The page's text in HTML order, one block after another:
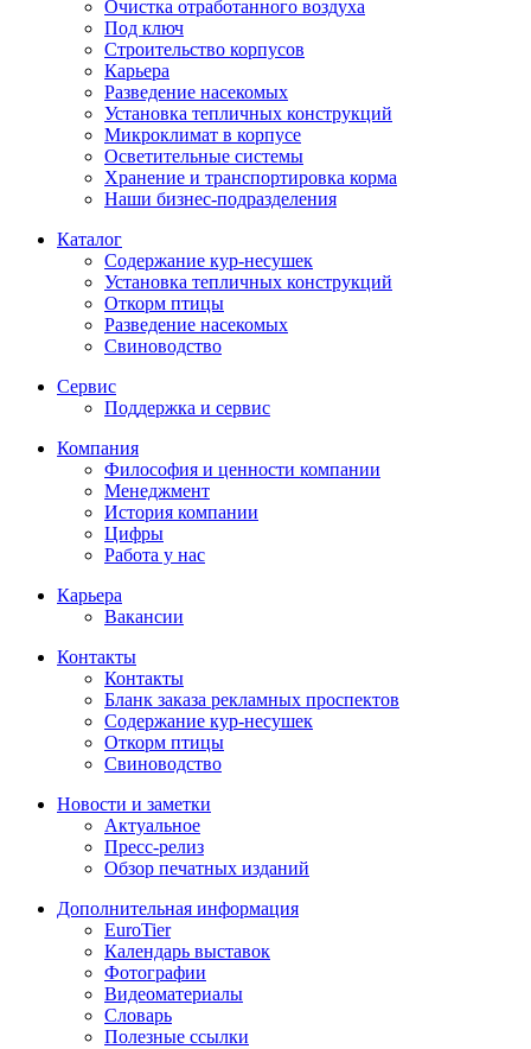
Очистка отработанного воздуха
Под ключ
Строительство корпусов
Карьера
Разведение насекомых
Установка тепличных конструкций
Микроклимат в корпусе
Осветительные системы
Хранение и транспортировка корма
Наши бизнес-подразделения
Каталог
Содержание кур-несушек
Установка тепличных конструкций
Откорм птицы
Разведение насекомых
Свиноводство
Сервис
Поддержка и сервис
Компания
Философия и ценности компании
Менеджмент
История компании
Цифры
Работа у нас
Карьера
Вакансии
Контакты
Контакты
Бланк заказа рекламных проспектов
Содержание кур-несушек
Откорм птицы
Свиноводство
Новости и заметки
Актуальное
Пресс-релиз
Обзор печатных изданий
Дополнительная информация
EuroTier
Календарь выставок
Фотографии
Видеоматериалы
Словарь
Полезные ссылки